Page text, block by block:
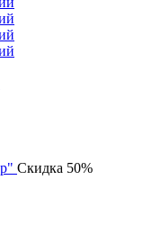
Скидка 50%